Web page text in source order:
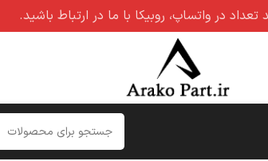
در واتساپ، روبیکا با ما در ارتباط باشید.